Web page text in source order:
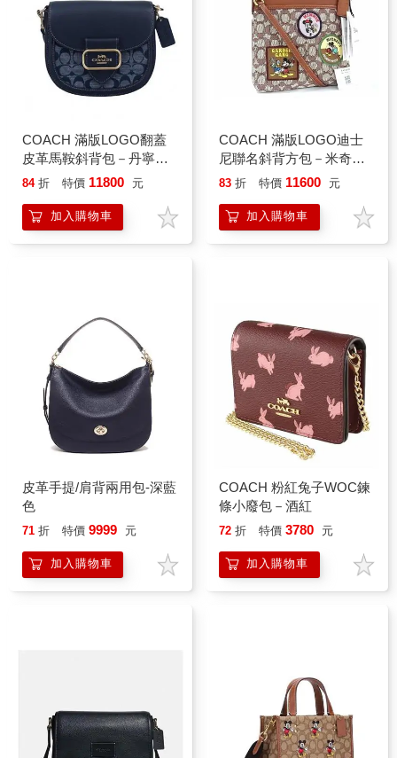
COACH 滿版LOGO翻蓋
皮革馬鞍斜背包－丹寧深
藍
84 折 特價 11800 元
加入購物車
COACH 滿版LOGO迪士
尼聯名斜背方包－米奇緹
花
83 折 特價 11600 元
加入購物車
皮革手提/肩背兩用包-深藍
色
71 折 特價 9999 元
加入購物車
COACH 粉紅兔子WOC鍊
條小廢包－酒紅
72 折 特價 3780 元
加入購物車